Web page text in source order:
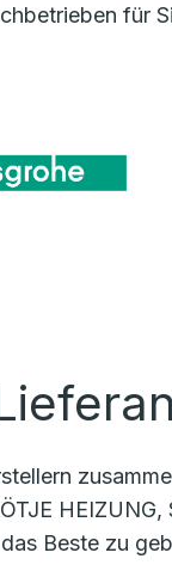
für
Beste zu